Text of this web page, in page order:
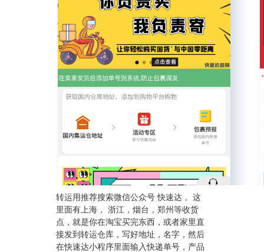
转运用推荐搜索微信公众号 快速达 。这
里面有上海， 浙江，烟台，郑州等收货
点，就是你在淘宝买完东西，或者家里直
接发到转运仓库，写好地址，名字，然后
在快速达小程序里面输入快递单号，产品